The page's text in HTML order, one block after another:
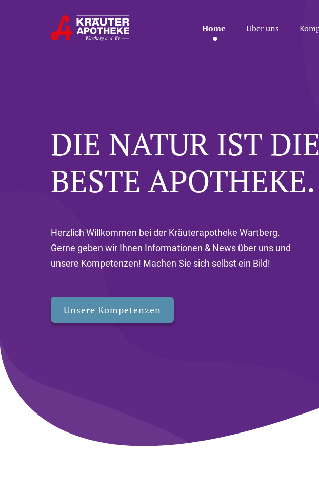
Home Über uns
DIE NATUR IST DIE
BESTE APOTHEKE.
Herzlich Willkommen bei der Kräuterapotheke Wartberg.
Gerne geben wir Ihnen Informationen & News über uns und
unsere Kompetenzen! Machen Sie sich selbst ein Bild!
Unsere Kompetenzen